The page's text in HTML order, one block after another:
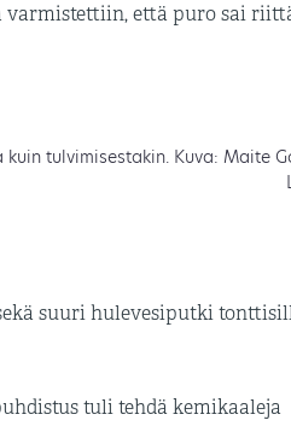
että puro sai
tulvimisestakin. Kuva: Maite
suuri hulevesiputki
tuli tehdä kemikaaleja